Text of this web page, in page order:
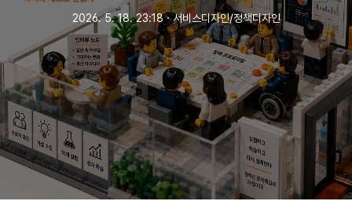
2026. 5. 18. 23:18ㆍ서비스디자인/정책디자인